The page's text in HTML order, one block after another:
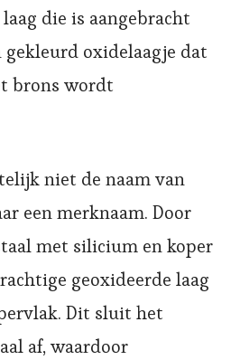
die is aangebracht
gekleurd oxidelaagje dat
brons wordt
niet de naam van
een merknaam. Door
met silicium en koper
geoxideerde laag
Dit sluit het
af, waardoor